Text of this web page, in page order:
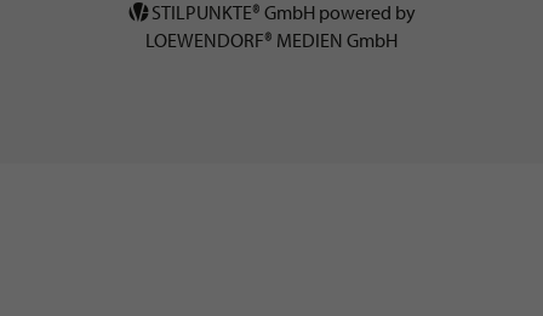
STILPUNKTE® GmbH powered by
LOEWENDORF® MEDIEN GmbH